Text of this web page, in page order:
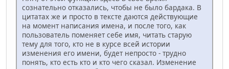
сознательно отказались, чтобы не было бардака. В
цитатах же и просто в тексте даются действующие
на момент написания имена, и после того, как
пользователь поменяет себе имя, читать старую
тему для того, кто не в курсе всей истории
изменения его имени, будет непросто - трудно
понять, кто есть кто и кто чего сказал. Изменение